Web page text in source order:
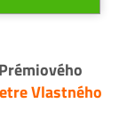
Prémiového
Vlastného